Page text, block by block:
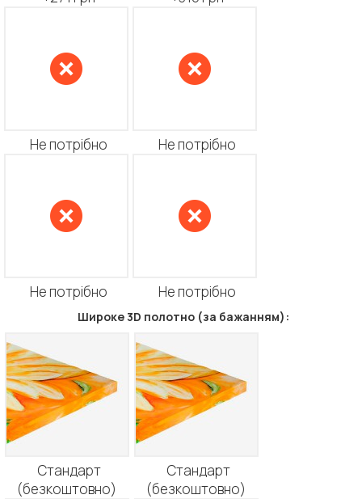
Не потрібно Не потрібно
Не потрібно Не потрібно
Широке 3D полотно (за бажанням):
Стандарт
(безкоштовно)
Стандарт
(безкоштовно)